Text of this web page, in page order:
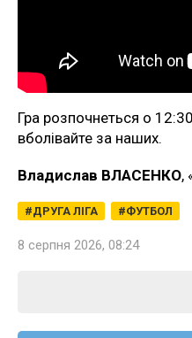
Гра розпочнеться о
вболівайте за наших.
Владислав ВЛАСЕНКО,
ДРУГА ЛІГА ФУТБОЛ
8 серпня 2026, 08:24